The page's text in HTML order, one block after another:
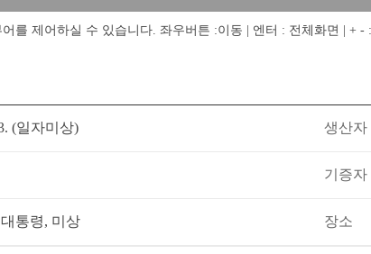
를 제어하실 수 있습니다. 좌우버튼 :이동 | 엔터 : 전체화면 | + -
(일자미상) 생산자
기증자
통령, 미상 장소